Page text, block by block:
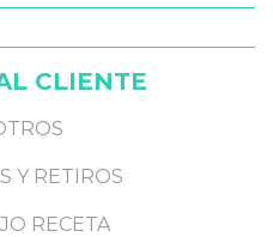
CLIENTE
Y RETIROS
RECETA